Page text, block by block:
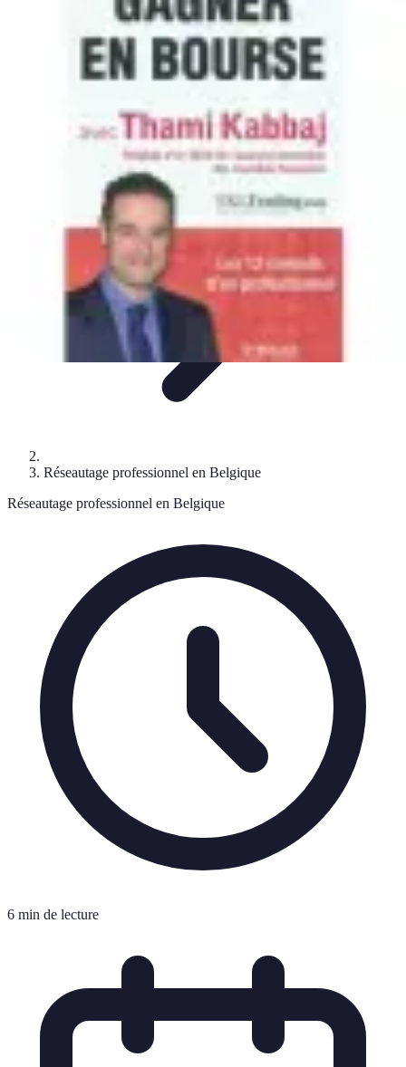
Événements Professionnels
Technologies et OutilsTendances Actuelles
Réseautage professionnel en Belgique
Réseautage professionnel en Belgique
6 min de lecture